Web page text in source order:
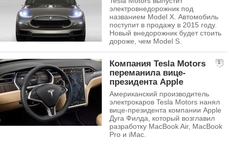
электровнедорожник под
названием Model X. Автомобиль
поступит в продажу в 2015 году.
Новый внедорожник будет стоить
дороже, чем Model S.
1
Компания Tesla Motors
переманила вице-
президента Apple
Американский производитель
электрокаров Tesla Motors нанял
вице-президента компании Apple
Дуга Филда, который возглавил
разработку MacBook Air, MacBook
Pro и iMac.